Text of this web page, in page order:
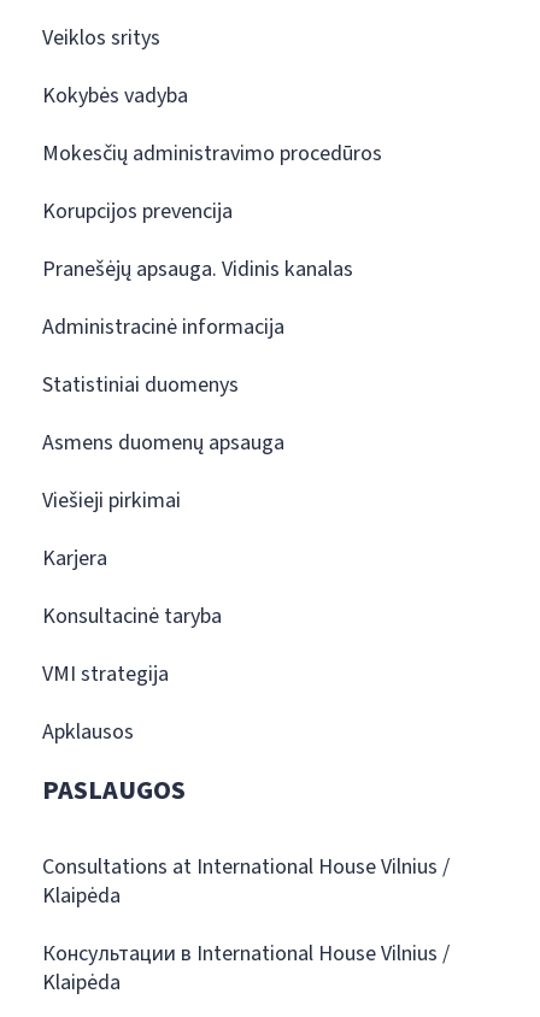
Veiklos sritys
Kokybės vadyba
Mokesčių administravimo procedūros
Korupcijos prevencija
Pranešėjų apsauga. Vidinis kanalas
Administracinė informacija
Statistiniai duomenys
Asmens duomenų apsauga
Viešieji pirkimai
Karjera
Konsultacinė taryba
VMI strategija
Apklausos
PASLAUGOS
Consultations at International House Vilnius /
Klaipėda
Консультации в International House Vilnius /
Klaipėda